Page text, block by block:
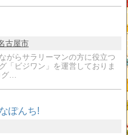
古屋市
がらサラリーマンの方に役立つ
「ビジワン」を運営しておりま
グ…
ぽんち!